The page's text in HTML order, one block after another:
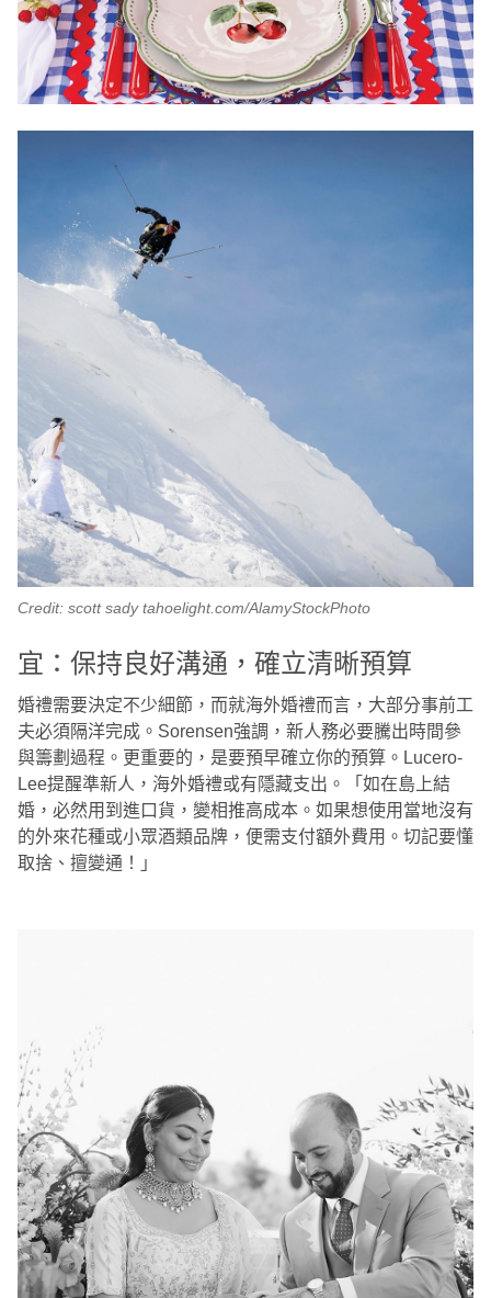
Credit: scott sady tahoelight.com/AlamyStockPhoto
宜：保持良好溝通，確立清晰預算
婚禮需要決定不少細節，而就海外婚禮而言，大部分事前工
夫必須隔洋完成。Sorensen強調，新人務必要騰出時間參
與籌劃過程。更重要的，是要預早確立你的預算。Lucero-
Lee提醒準新人，海外婚禮或有隱藏支出。「如在島上結
婚，必然用到進口貨，變相推高成本。如果想使用當地沒有
的外來花種或小眾酒類品牌，便需支付額外費用。切記要懂
取捨、擅變通！」